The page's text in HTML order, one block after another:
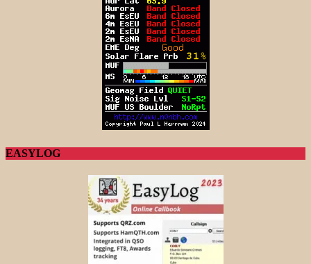
EASYLOG